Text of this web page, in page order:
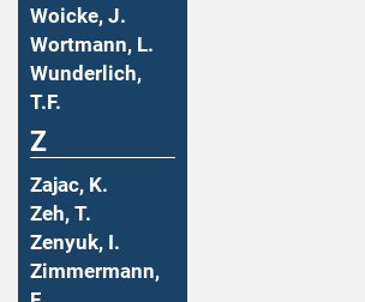
Woicke, J.
Wortmann, L.
Wunderlich,
T.F.
Z
Zajac, K.
Zeh, T.
Zenyuk, I.
Zimmermann,